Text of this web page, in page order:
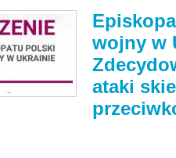
wojny w
ataki